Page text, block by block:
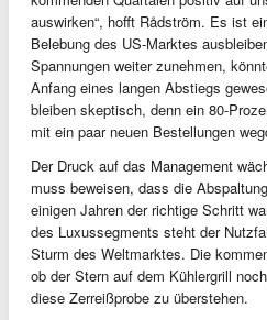
auswirken“, hofft Rådström. Es ist
Belebung des US-Marktes
Spannungen weiter zunehmen,
Anfang eines langen Abstiegs
bleiben skeptisch, denn ein 80-
mit ein paar neuen Bestellungen
Der Druck auf das Management
muss beweisen, dass die
einigen Jahren der richtige Schritt
des Luxussegments steht der
Sturm des Weltmarktes. Die
ob der Stern auf dem Kühlergrill
diese Zerreißprobe zu überstehen.